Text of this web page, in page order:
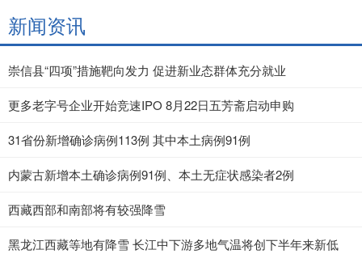
新闻资讯
崇信县“四项”措施靶向发力 促进新业态群体充分就业
更多老字号企业开始竞速IPO 8月22日五芳斋启动申购
31省份新增确诊病例113例 其中本土病例91例
内蒙古新增本土确诊病例91例、本土无症状感染者2例
西藏西部和南部将有较强降雪
黑龙江西藏等地有降雪 长江中下游多地气温将创下半年来新低